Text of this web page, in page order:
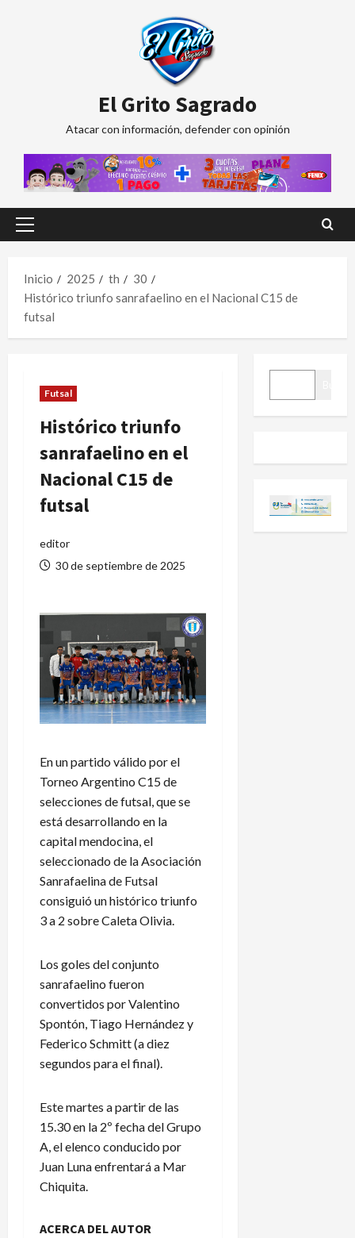
El Grito Sagrado
Atacar con información, defender con opinión
Menú
Inicio
2025 th
30
Histórico triunfo sanrafaelino en el Nacional C15 de
futsal
Futsal
Histórico triunfo
sanrafaelino en el
Nacional C15 de
futsal
editor
30 de septiembre de 2025
En un partido válido por el
Torneo Argentino C15 de
selecciones de futsal, que se
está desarrollando en la
capital mendocina, el
seleccionado de la Asociación
Sanrafaelina de Futsal
consiguió un histórico triunfo
3 a 2 sobre Caleta Olivia.
Los goles del conjunto
sanrafaelino fueron
convertidos por Valentino
Spontón, Tiago Hernández y
Federico Schmitt (a diez
segundos para el final).
Este martes a partir de las
15.30 en la 2º fecha del Grupo
A, el elenco conducido por
Juan Luna enfrentará a Mar
Chiquita.
ACERCA DEL AUTOR